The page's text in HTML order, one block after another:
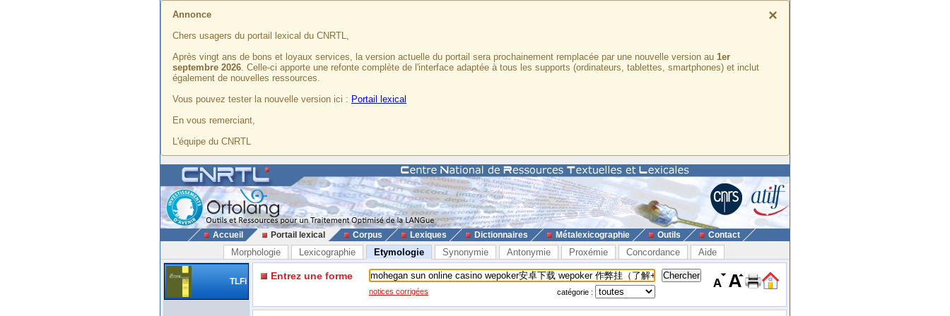
×
Annonce
Chers usagers du portail lexical du CNRTL,
Après vingt ans de bons et loyaux services, la version actuelle du portail sera prochainement remplacée par une nouvelle version au 1er
septembre 2026. Celle-ci apporte une refonte complète de l'interface adaptée à tous les supports (ordinateurs, tablettes, smartphones) et inclut
également de nouvelles ressources.
Vous pouvez tester la nouvelle version ici : Portail lexical
En vous remerciant,
L'équipe du CNRTL
Accueil Portail lexical Corpus Lexiques Dictionnaires Métalexicographie Outils Contact
Morphologie Lexicographie Etymologie Synonymie Antonymie Proxémie Concordance Aide
TLFi Entrez une forme
notices corrigées catégorie :